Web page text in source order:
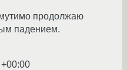
продолжаю
падением.